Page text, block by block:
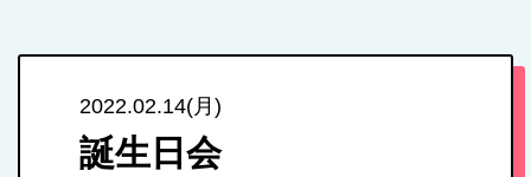
2022.02.14(月)
誕生日会